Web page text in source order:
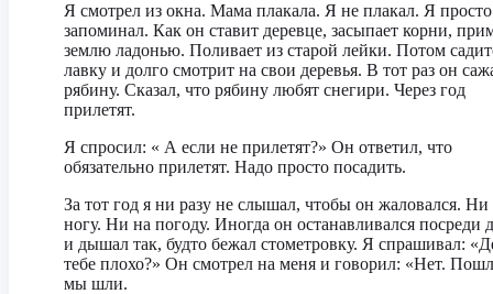
Я смотрел из окна. Мама плакала. Я не плакал. Я просто
запоминал. Как он ставит деревце, засыпает корни,
землю ладонью. Поливает из старой лейки. Потом
лавку и долго смотрит на свои деревья. В тот раз он
рябину. Сказал, что рябину любят снегири. Через год
прилетят.
Я спросил: « А если не прилетят?» Он ответил, что
обязательно прилетят. Надо просто посадить.
За тот год я ни разу не слышал, чтобы он жаловался. Ни
ногу. Ни на погоду. Иногда он останавливался посреди
и дышал так, будто бежал стометровку. Я спрашивал:
тебе плохо?» Он смотрел на меня и говорил: «Нет.
мы шли.